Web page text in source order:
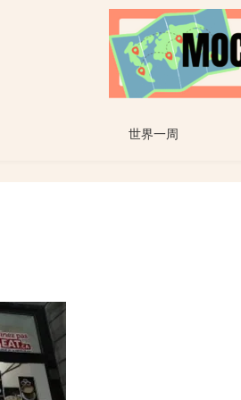
世界一周